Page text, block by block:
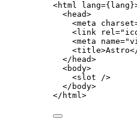
<html lang={ lang }
<head>
<meta charset
<link rel="
<meta name="
<title>Astro
</ head>
<body>
<slot />
</ body>
</ html>